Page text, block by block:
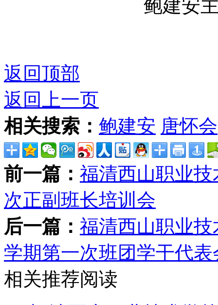
鲍建安
返回顶部
返回上一页
相关搜索： 鲍建安 唐怀会
前一篇： 福清西山职业技
次正副班长培训会
后一篇： 福清西山职业技
学期第一次班团学干代表
相关推荐阅读